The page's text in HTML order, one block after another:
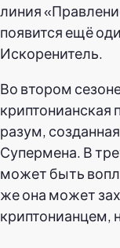
линия
появится ещё
Искоренитель.
Во втором
разум,
Супермена. В
может быть
же она может
криптонианцем,